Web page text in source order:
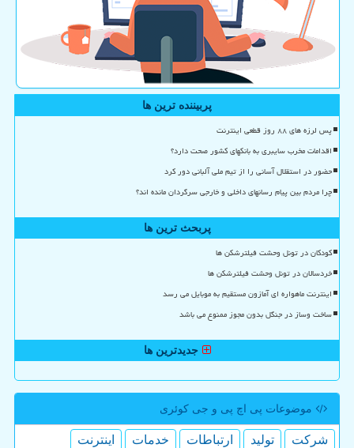
پربیننده ترین ها
پس لرزه های ۸۸ روز قطعی اینترنت
اقدامات مخرب سایبری به بانکهای کشور صحت دارد؟
حضور در استقلال آسانی را از تیم ملی آلبانی دور کرد
چرا مردم بین پیام رسانهای داخلی و خارجی سرگردان مانده اند؟
پربحث ترین ها
کودکان در تونل وحشت فیلترشکن ها
خردسالان در تونل وحشت فیلترشکن ها
اینترنت ماهواره ای آمازون مستقیم به موبایل می رسد
ساخت وساز در جنگل بدون مجوز ممنوع می باشد
جدیدترین ها
موضوعات پی اچ پی و جی كوئری
شركت تولید ارتباطات خدمات
اینترنت